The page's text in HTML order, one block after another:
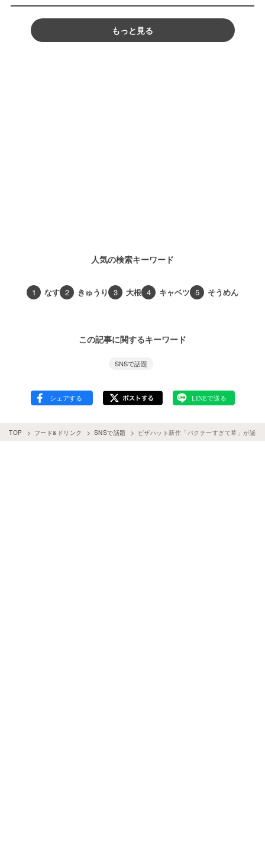
もっと見る
人気の検索キーワード
1 なす 2 きゅうり 3 大根 4 キャベツ 5 そうめん
この記事に関するキーワード
SNSで話題
TOP フード&ドリンク SNSで話題 ピザハット新作「パクチーすぎて草」が誕